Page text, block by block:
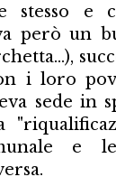
stesso e
però un
i loro
sede in
e